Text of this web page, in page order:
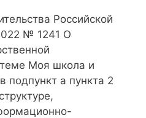
Российской
№ 1241 О
Моя школа и
подпункт а пункта 2